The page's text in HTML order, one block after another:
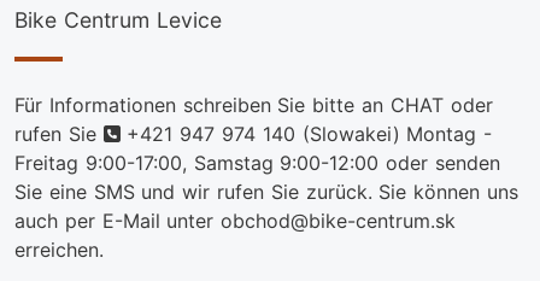
Bike Centrum Levice
Für Informationen schreiben Sie bitte an CHAT oder
rufen Sie
telefon
+421 947 974 140 (Slowakei) Montag -
Freitag 9:00-17:00, Samstag 9:00-12:00 oder senden
Sie eine SMS und wir rufen Sie zurück. Sie können uns
auch per E-Mail unter obchod@bike-centrum.sk
erreichen.